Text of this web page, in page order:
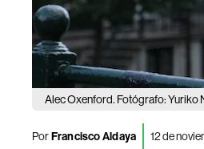
Alec Oxenford. Fotógrafo:
PorFrancisco Aldaya 12 de